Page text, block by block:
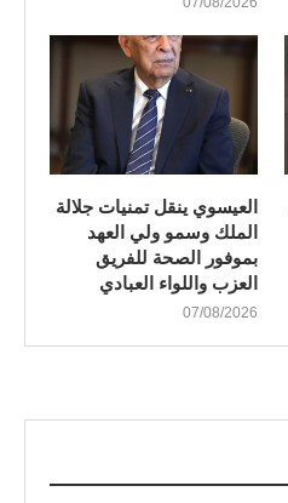
العيسوي ينقل تمنيات جلالة
الملك وسمو ولي العهد
بموفور الصحة للفريق
العزب واللواء العبادي
07/08/2026